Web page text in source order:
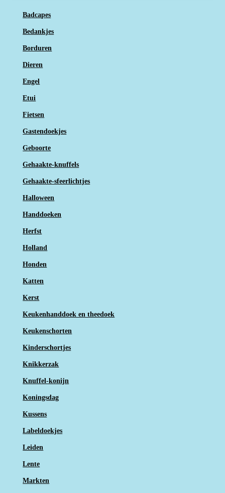
Badcapes
Bedankjes
Borduren
Dieren
Engel
Etui
Fietsen
Gastendoekjes
Geboorte
Gehaakte-knuffels
Gehaakte-sfeerlichtjes
Halloween
Handdoeken
Herfst
Holland
Honden
Katten
Kerst
Keukenhanddoek en theedoek
Keukenschorten
Kinderschortjes
Knikkerzak
Knuffel-konijn
Koningsdag
Kussens
Labeldoekjes
Leiden
Lente
Markten